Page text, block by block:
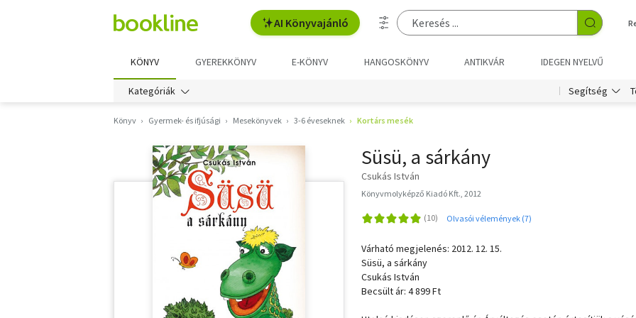
AI Könyvajánló
KÖNYV GYEREKKÖNYV E-KÖNYV HANGOSKÖNYV ANTIKVÁR IDEGEN NYELVŰ
Kategóriák Segítség
Könyv Gyermek- és ifjúsági Mesekönyvek 3-6 éveseknek Kortárs mesék
Süsü, a sárkány
Csukás István
Könyvmolyképző Kiadó Kft., 2012
Olvasói vélemények (7)
Várható megjelenés: 2012. 12. 15.
Süsü, a sárkány
Csukás István
Becsült ár: 4 899 Ft